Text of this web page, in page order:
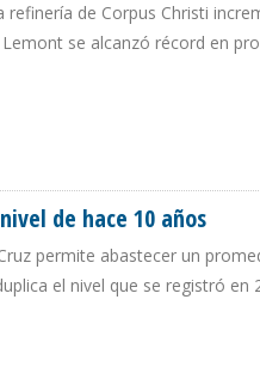
de Corpus Christi
se alcanzó récord en
de hace 10 años
permite abastecer un
el nivel que se registró en